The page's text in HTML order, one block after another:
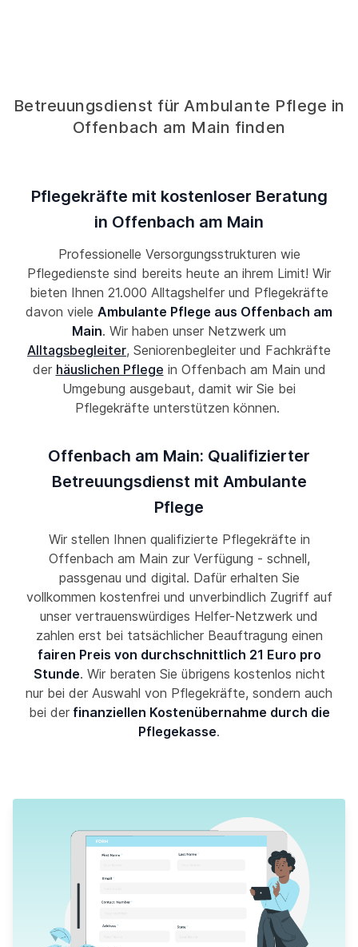
Betreuungsdienst für Ambulante Pflege in
Offenbach am Main finden
Pflegekräfte mit kostenloser Beratung
in Offenbach am Main
Professionelle Versorgungsstrukturen wie
Pflegedienste sind bereits heute an ihrem Limit! Wir
bieten Ihnen 21.000 Alltagshelfer und Pflegekräfte
davon viele Ambulante Pflege aus Offenbach am
Main. Wir haben unser Netzwerk um
Alltagsbegleiter, Seniorenbegleiter und Fachkräfte
der häuslichen Pflege in Offenbach am Main und
Umgebung ausgebaut, damit wir Sie bei
Pflegekräfte unterstützen können.
Offenbach am Main: Qualifizierter
Betreuungsdienst mit Ambulante
Pflege
Wir stellen Ihnen qualifizierte Pflegekräfte in
Offenbach am Main zur Verfügung - schnell,
passgenau und digital. Dafür erhalten Sie
vollkommen kostenfrei und unverbindlich Zugriff auf
unser vertrauenswürdiges Helfer-Netzwerk und
zahlen erst bei tatsächlicher Beauftragung einen
fairen Preis von durchschnittlich 21 Euro pro
Stunde. Wir beraten Sie übrigens kostenlos nicht
nur bei der Auswahl von Pflegekräfte, sondern auch
bei derfinanziellen Kostenübernahme durch die
Pflegekasse.